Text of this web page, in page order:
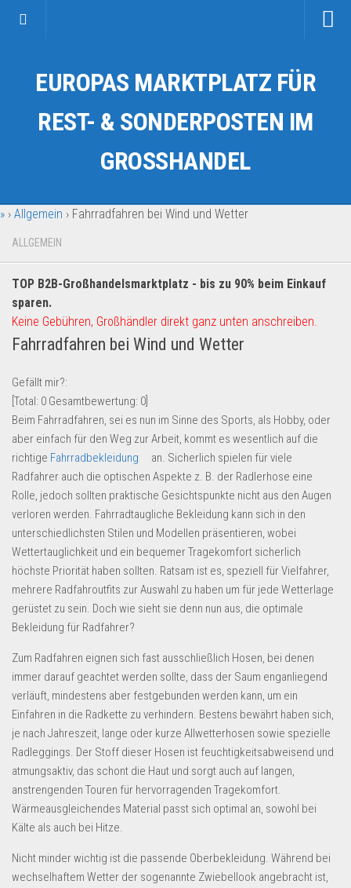
Kategorien
Auto & Motorrad
Fahrzeuge & Transport
Garten & Werkzeug
Geschäft, Büro & Schreibwaren
Geschenkartikel
Handy und Smartphone
Kosmetik & Pflege
Multimedia & Elektro
Münzen
Schuhe & Accessoires
Sport & Freizeit
Uhren & Schmuck
Wohnen & Einrichten
Restposten-Angebote
Restposten für Privatpersonen
eBay Restposten kaufen
Sonderposten-Angebote
Saison & Eventprodkte
Dropshipping-Produkte
B2B Produkte
Grosshandel
Amazon
Aldi
Kostenlos verkaufen
EUROPAS MARKTPLATZ FÜR
REST- & SONDERPOSTEN IM
GROSSHANDEL
» › Allgemein › Fahrradfahren bei Wind und Wetter
ALLGEMEIN
TOP B2B-Großhandelsmarktplatz - bis zu 90% beim Einkauf
sparen.
Keine Gebühren, Großhändler direkt ganz unten anschreiben.
Fahrradfahren bei Wind und Wetter
Gefällt mir?:
[Total: 0 Gesamtbewertung: 0
Beim Fahrradfahren, sei es nun im Sinne des Sports, als Hobby, oder
aber einfach für den Weg zur Arbeit, kommt es wesentlich auf die
richtige Fahrradbekleidung
an. Sicherlich spielen für viele
Radfahrer auch die optischen Aspekte z. B. der Radlerhose eine
Rolle, jedoch sollten praktische Gesichtspunkte nicht aus den Augen
verloren werden. Fahrradtaugliche Bekleidung kann sich in den
unterschiedlichsten Stilen und Modellen präsentieren, wobei
Wettertauglichkeit und ein bequemer Tragekomfort sicherlich
höchste Priorität haben sollten. Ratsam ist es, speziell für Vielfahrer,
mehrere Radfahroutfits zur Auswahl zu haben um für jede Wetterlage
gerüstet zu sein. Doch wie sieht sie denn nun aus, die optimale
Bekleidung für Radfahrer?
Zum Radfahren eignen sich fast ausschließlich Hosen, bei denen
immer darauf geachtet werden sollte, dass der Saum enganliegend
verläuft, mindestens aber festgebunden werden kann, um ein
Einfahren in die Radkette zu verhindern. Bestens bewährt haben sich,
je nach Jahreszeit, lange oder kurze Allwetterhosen sowie spezielle
Radleggings. Der Stoff dieser Hosen ist feuchtigkeitsabweisend und
atmungsaktiv, das schont die Haut und sorgt auch auf langen,
anstrengenden Touren für hervorragenden Tragekomfort.
Wärmeausgleichendes Material passt sich optimal an, sowohl bei
Kälte als auch bei Hitze.
Nicht minder wichtig ist die passende Oberbekleidung. Während bei
wechselhaftem Wetter der sogenannte Zwiebellook angebracht ist,